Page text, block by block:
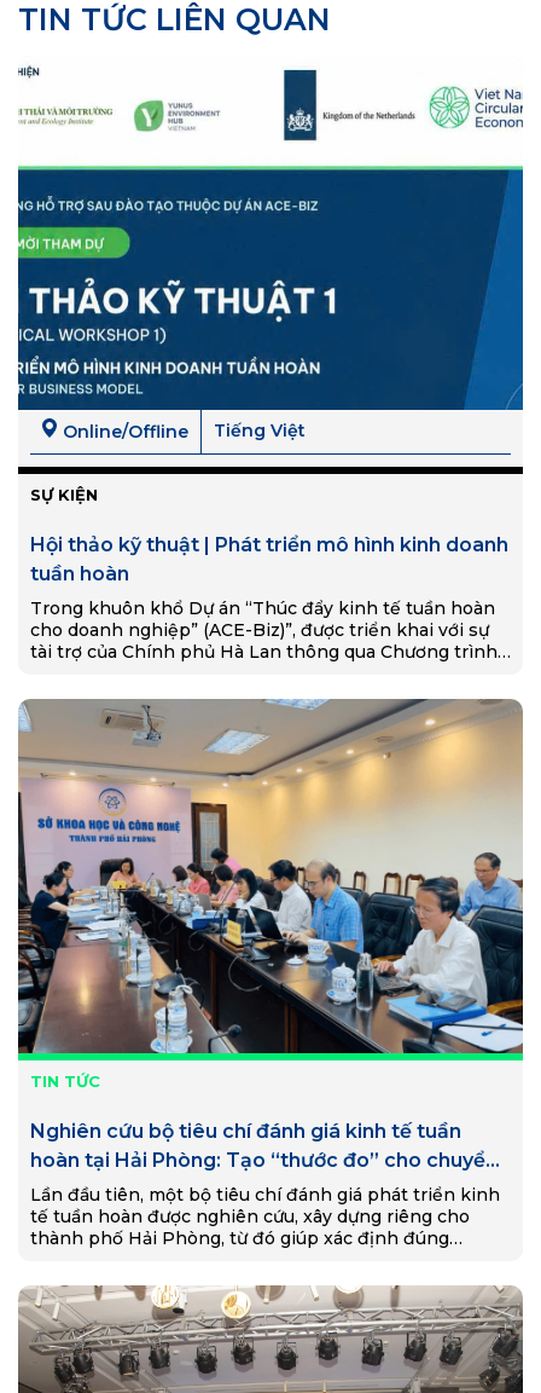
TIN TỨC LIÊN QUAN
Online/Offline Tiếng Việt
SỰ KIỆN
Hội thảo kỹ thuật | Phát triển mô hình kinh doanh
tuần hoàn
Trong khuôn khổ Dự án “Thúc đẩy kinh tế tuần hoàn
cho doanh nghiệp” (ACE-Biz)”, được triển khai với sự
tài trợ của Chính phủ Hà Lan thông qua Chương trình
TIN TỨC
Nghiên cứu bộ tiêu chí đánh giá kinh tế tuần
hoàn tại Hải Phòng: Tạo “thước đo” cho chuyển
đổi xanh và phát triển bền vững
Lần đầu tiên, một bộ tiêu chí đánh giá phát triển kinh
tế tuần hoàn được nghiên cứu, xây dựng riêng cho
thành phố Hải Phòng, từ đó giúp xác định đúng